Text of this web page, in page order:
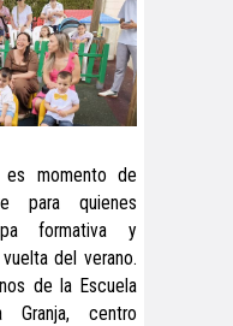
momento de
para quienes
formativa y
del verano.
de la Escuela
Granja, centro